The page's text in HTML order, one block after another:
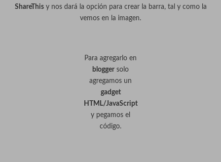
ShareThisy nos dará la opción para crear la barra, tal y como la
vemos en la imagen.
Para agregarlo en
blogger solo
agregamos un
gadget
HTML/JavaScript
y pegamos el
código.